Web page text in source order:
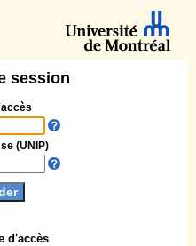
session
d'accès
(UNIP)